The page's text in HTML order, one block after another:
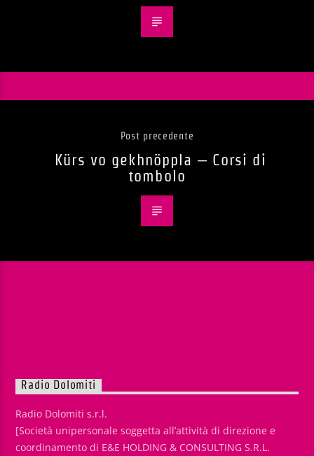
Post precedente
Kürs vo gekhnöppla – Corsi di
tombolo
Radio Dolomiti
Radio Dolomiti s.r.l.
[Società unipersonale soggetta all’attività di direzione e
coordinamento di E&E HOLDING & CONSULTING S.R.L.